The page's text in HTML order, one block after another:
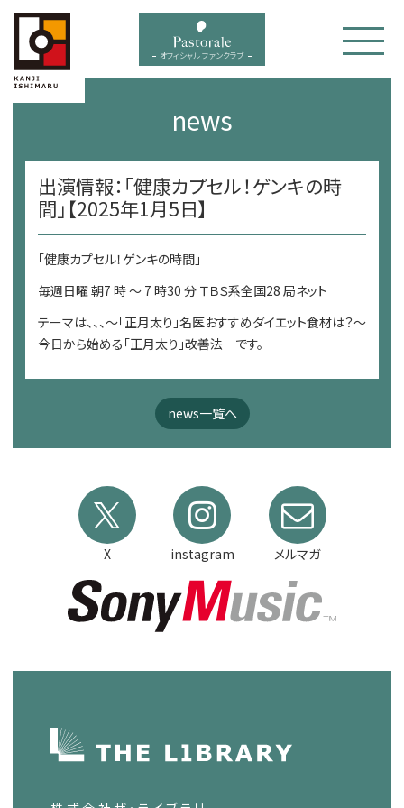
menu オフィシャル ファンクラブ
news
出演情報：「健康カプセル！ゲンキの時
間」【2025年1月5日】
「健康カプセル！ゲンキの時間」
毎週日曜 朝7 時 ～ 7 時30 分 ＴＢＳ系全国28 局ネット
テーマは、、、～「正月太り」名医おすすめダイエット食材は？～
今日から始める「正月太り」改善法 です。
news一覧へ
X instagram メルマガ